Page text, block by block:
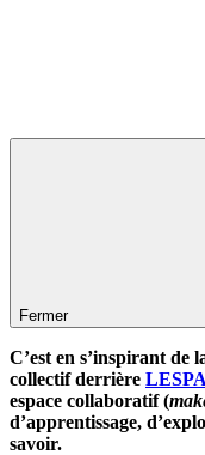
Fermer
C’est en s’inspirant
collectif derrière
espace collaboratif (
d’apprentissage,
savoir.